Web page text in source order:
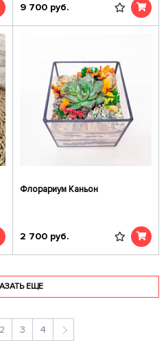
9 700 руб.
Флорариум Каньон
2 700 руб.
ЕЩЕ
2 3 4